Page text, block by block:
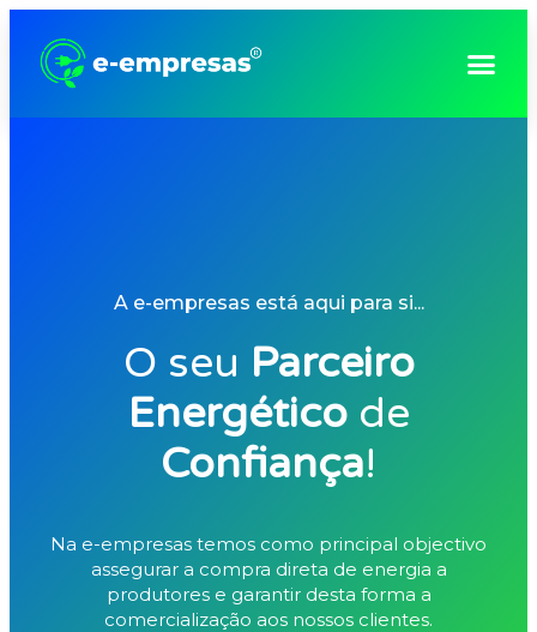
A e-empresas está aqui para si...
O seu Parceiro
Energéticode
Confiança!
Na e-empresas temos como principal objectivo
assegurar a compra direta de energia a
produtores e garantir desta forma a
comercialização aos nossos clientes.